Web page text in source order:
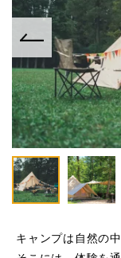
キャンプは自然の